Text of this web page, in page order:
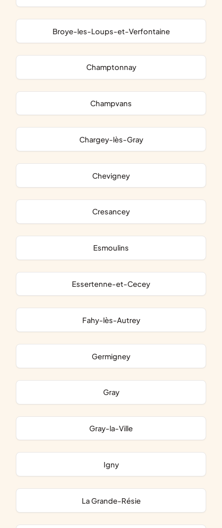
Broye-les-Loups-et-Verfontaine
Champtonnay
Champvans
Chargey-lès-Gray
Chevigney
Cresancey
Esmoulins
Essertenne-et-Cecey
Fahy-lès-Autrey
Germigney
Gray
Gray-la-Ville
Igny
La Grande-Résie